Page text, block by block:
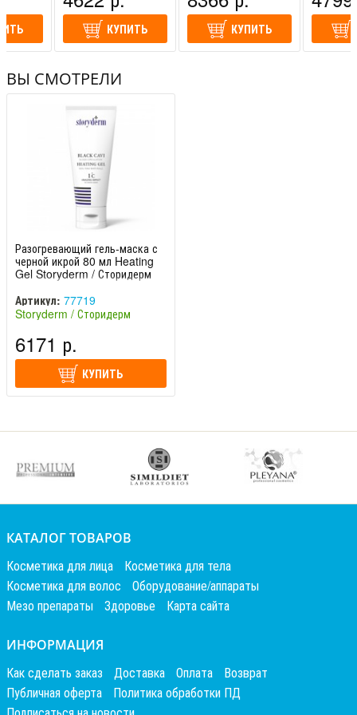
Можно нанести гель повторно и сделать легкий массаж
лица.
КУПИТЬ КУПИТЬ
ВЫ СМОТРЕЛИ
Разогревающий гель-маска с
черной икрой 80 мл Heating
Gel Storyderm / Сторидерм
Артикул: 77719
Storyderm / Сторидерм
6171 р.
КУПИТЬ
КАТАЛОГ ТОВАРОВ
Косметика для лица
Косметика для тела
Косметика для волос
Оборудование/аппараты
Мезо препараты
Здоровье Карта сайта
ИНФОРМАЦИЯ
Как сделать заказ Доставка Оплата
Возврат
Публичная оферта
Политика обработки ПД